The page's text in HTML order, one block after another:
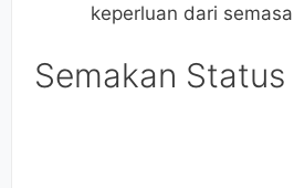
keperluan dari
Semakan Status